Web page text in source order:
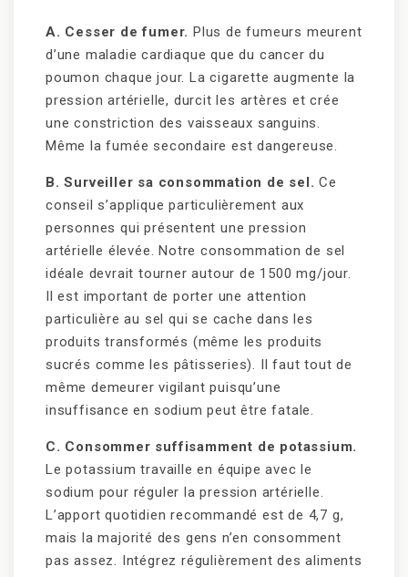
A. Cesser de fumer. Plus de fumeurs meurent
d’une maladie cardiaque que du cancer du
poumon chaque jour. La cigarette augmente la
pression artérielle, durcit les artères et crée
une constriction des vaisseaux sanguins.
Même la fumée secondaire est dangereuse.
B. Surveiller sa consommation de sel. Ce
conseil s’applique particulièrement aux
personnes qui présentent une pression
artérielle élevée. Notre consommation de sel
idéale devrait tourner autour de 1500 mg/jour.
Il est important de porter une attention
particulière au sel qui se cache dans les
produits transformés (même les produits
sucrés comme les pâtisseries). Il faut tout de
même demeurer vigilant puisqu’une
insuffisance en sodium peut être fatale.
C. Consommer suffisamment de potassium.
Le potassium travaille en équipe avec le
sodium pour réguler la pression artérielle.
L’apport quotidien recommandé est de 4,7 g,
mais la majorité des gens n’en consomment
pas assez. Intégrez régulièrement des aliments